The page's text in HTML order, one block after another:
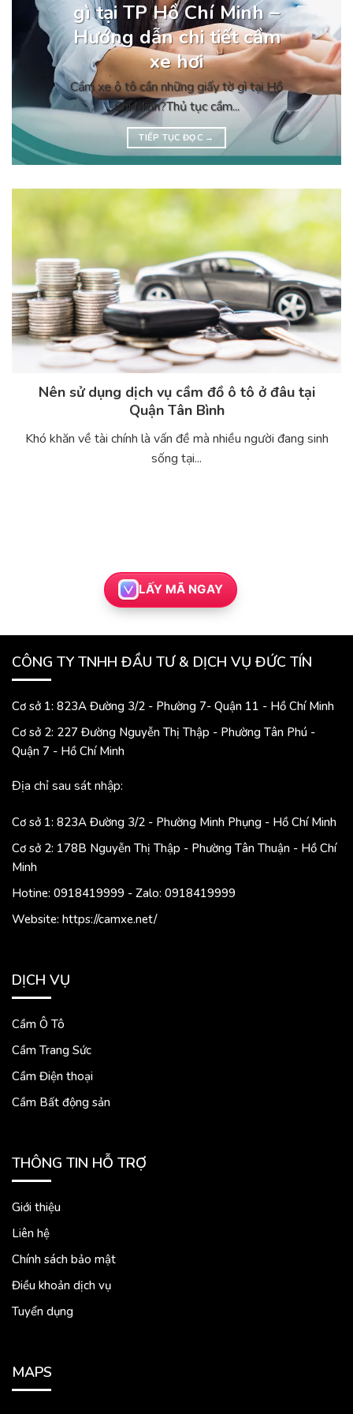
gì tại TP Hồ Chí Minh –
Hướng dẫn chi tiết cầm
xe hơi
Cầm xe ô tô cần những giấy tờ gì tại Hồ
Chí Minh?Thủ tục cầm...
TIẾP TỤC ĐỌC →
Nên sử dụng dịch vụ cầm đồ ô tô ở đâu tại
Quận Tân Bình
Khó khăn về tài chính là vấn đề mà nhiều người đang sinh
sống tại...
LẤY MÃ NGAY
CÔNG TY TNHH ĐẦU TƯ & DỊCH VỤ ĐỨC TÍN
Cơ sở 1: 823A Đường 3/2 - Phường 7- Quận 11 - Hồ Chí Minh
Cơ sở 2: 227 Đường Nguyễn Thị Thập - Phường Tân Phú -
Quận 7 - Hồ Chí Minh
Địa chỉ sau sát nhập:
Cơ sở 1: 823A Đường 3/2 - Phường Minh Phụng - Hồ Chí Minh
Cơ sở 2: 178B Nguyễn Thị Thập - Phường Tân Thuận - Hồ Chí
Minh
Hotine: 0918419999 - Zalo: 0918419999
Website: https://camxe.net/
DỊCH VỤ
Cầm Ô Tô
Cầm Trang Sức
Cầm Điện thoại
Cầm Bất động sản
THÔNG TIN HỖ TRỢ
Giới thiệu
Liên hệ
Chính sách bảo mật
Điều khoản dịch vụ
Tuyển dụng
MAPS